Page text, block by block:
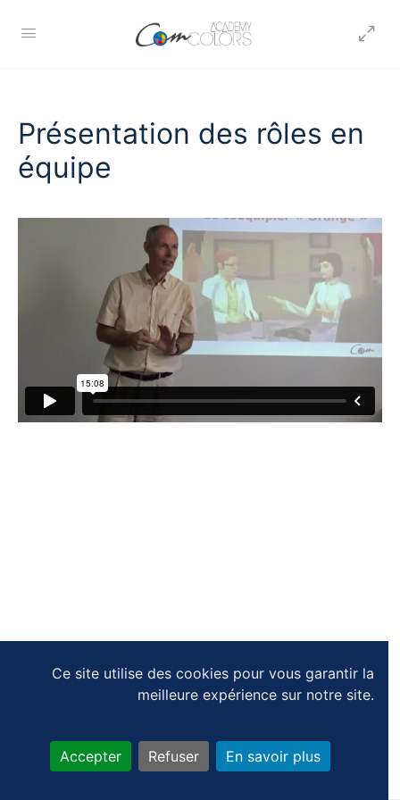
Ce site utilise des cookies pour vous garantir la
meilleure expérience sur notre site.
Accepter Refuser En savoir plus
Présentation des rôles en
équipe